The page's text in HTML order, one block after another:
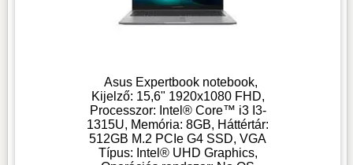
Asus Expertbook notebook,
Kijelző: 15,6" 1920x1080 FHD,
Processzor: Intel® Core™ i3 I3-
1315U, Memória: 8GB, Háttértár:
512GB M.2 PCIe G4 SSD, VGA
Típus: Intel® UHD Graphics,